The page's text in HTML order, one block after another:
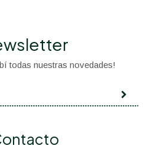
todas nuestras novedades!